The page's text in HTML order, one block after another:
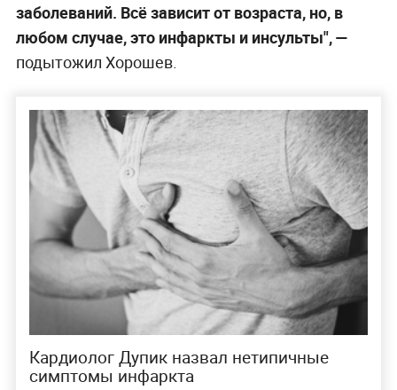
заболеваний. Всё зависит от возраста, но, в
любом случае, это инфаркты и инсульты", —
подытожил Хорошев.
Кардиолог Дупик назвал нетипичные
симптомы инфаркта